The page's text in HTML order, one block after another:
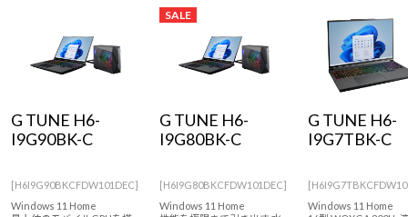
ディスプレイ Copilot+ PC
AIおすすめパソコン
G TUNE H6-
I9G90BK-C
[H6I9G90BKCFDW101DEC]
Windows 11 Home
SALE
G TUNE H6-
I9G80BK-C
[H6I9G80BKCFDW101DEC]
Windows 11 Home
G TUNE H6-
I9G7TBK-C
Windows 11 Home